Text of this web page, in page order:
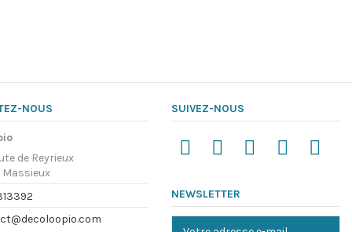
NOUS
de Reyrieux
Massieux
SUIVEZ-NOUS
NEWSLETTER